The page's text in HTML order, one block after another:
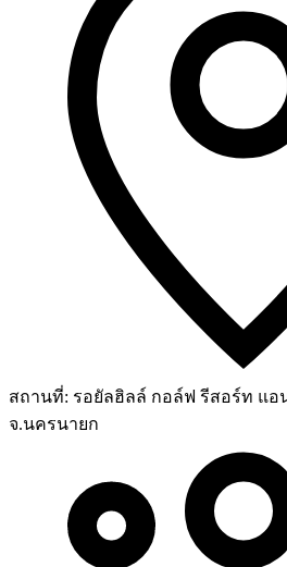
สถานที่: รอยัลฮิลล์ กอล์ฟ รีสอร์ท แอ
จ.นครนายก